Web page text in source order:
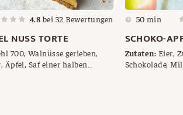
4.8 bei 32 Bewertungen
NUSS TORTE
700, Walnüsse gerieben,
Äpfel, Saf einer halben
50 min
SCHOKO-
Zutaten: Eier,
Schokolade,